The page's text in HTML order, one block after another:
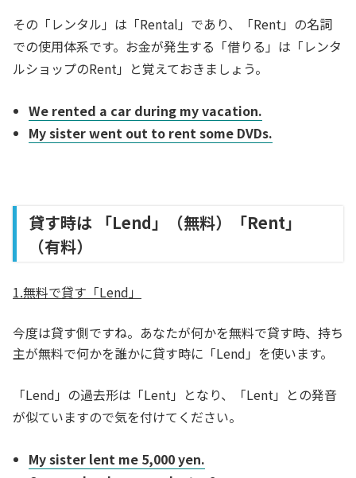
その「レンタル」は「Rental」であり、「Rent」の名詞
での使用体系です。お金が発生する「借りる」は「レンタ
ルショップのRent」と覚えておきましょう。
We rented a car during my vacation.
My sister went out to rent some DVDs.
貸す時は 「Lend」（無料）「Rent」
（有料）
1.無料で貸す「Lend」
今度は貸す側ですね。あなたが何かを無料で貸す時、持ち
主が無料で何かを誰かに貸す時に「Lend」を使います。
「Lend」の過去形は「Lent」となり、「Lent」との発音
が似ていますので気を付けてください。
My sister lent me 5,000 yen.